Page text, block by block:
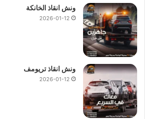
ونش انقاذ الخانكة
2026-01-12
ونش انقاذ تريومف
2026-01-12